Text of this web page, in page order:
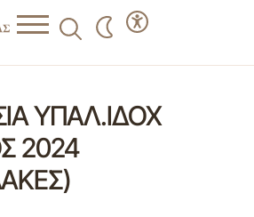
ΥΠΑΛ.ΙΔΟΧ
2024